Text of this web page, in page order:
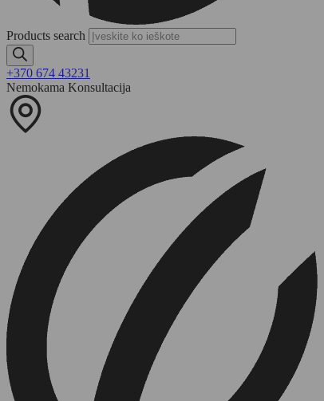
Products search
+370 674 43231
Nemokama Konsultacija